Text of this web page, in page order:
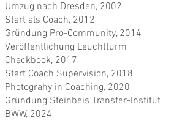
Umzug nach Dresden, 2002
Start als Coach, 2012
Gründung Pro-Community, 2014
Veröffentlichung Leuchtturm
Checkbook, 2017
Start Coach Supervision, 2018
Photograhy in Coaching, 2020
Gründung Steinbeis Transfer-Institut
BWW, 2024